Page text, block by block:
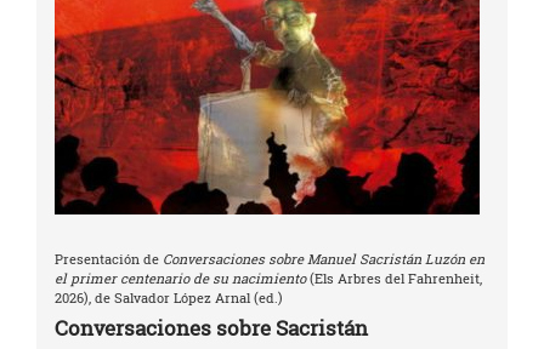
Presentación de Conversaciones sobre Manuel Sacristán Luzón en
el primer centenario de su nacimiento(Els Arbres del Fahrenheit,
2026), de Salvador López Arnal (ed.)
Conversaciones sobre Sacristán